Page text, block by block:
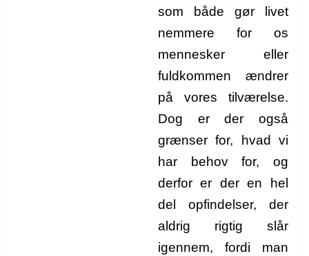
som både gør livet
nemmere for os
mennesker eller
fuldkommen ændrer
på vores tilværelse.
Dog er der også
grænser for, hvad vi
har behov for, og
derfor er der en hel
del opfindelser, der
aldrig rigtig slår
igennem, fordi man